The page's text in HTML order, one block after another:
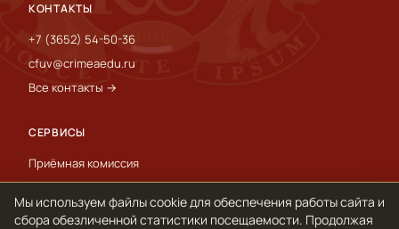
КОНТАКТЫ
+7 (3652) 54-50-36
cfuv@crimeaedu.ru
Все контакты →
СЕРВИСЫ
Приёмная комиссия
Пресс-служба
International
Мы используем файлы cookie для обеспечения работы сайта и
сбора обезличенной статистики посещаемости. Продолжая